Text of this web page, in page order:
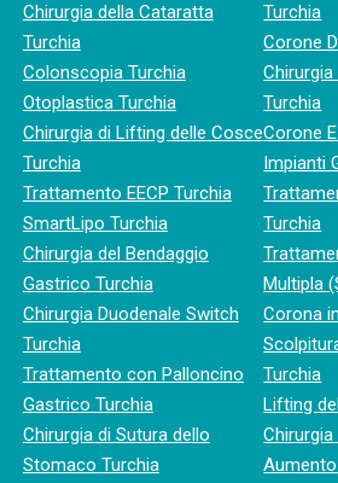
Chirurgia della Cataratta
Turchia
Colonscopia Turchia
Otoplastica Turchia
Chirurgia di Lifting delle Cosce
Turchia
Trattamento EECP Turchia
SmartLipo Turchia
Chirurgia del Bendaggio
Gastrico Turchia
Chirurgia Duodenale Switch
Turchia
Trattamento con Palloncino
Gastrico Turchia
Chirurgia di Sutura dello
Stomaco Turchia
Turchia
Corone
Turchia
Corone
Impianti
Turchia
Multipla
Corona
Turchia
Lifting